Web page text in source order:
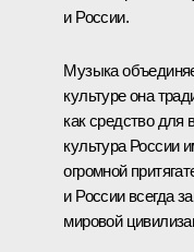
и России.
Музыка
культуре она
как средство
культура России
огромной
и России всегда
мировой